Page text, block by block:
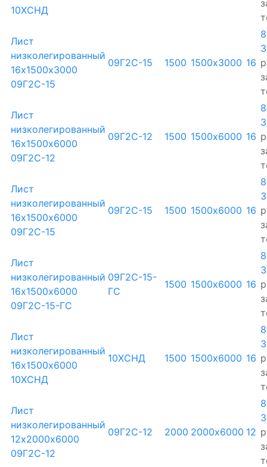
10ХСНД
Лист
низколегированный
16х1500х3000
09Г2С-15
09Г2С-15 1500 1500х3000 16
Лист
низколегированный
16х1500х6000
09Г2С-12
09Г2С-12 1500 1500х6000 16
Лист
низколегированный
16х1500х6000
09Г2С-15
09Г2С-15 1500 1500х6000 16
Лист
низколегированный
16х1500х6000
09Г2С-15-ГС
09Г2С-15-
ГС
1500 1500х6000 16
Лист
низколегированный
16х1500х6000
10ХСНД
10ХСНД 1500 1500х6000 16
Лист
низколегированный
12х2000х6000
09Г2С-12
09Г2С-12 2000 2000х6000 12